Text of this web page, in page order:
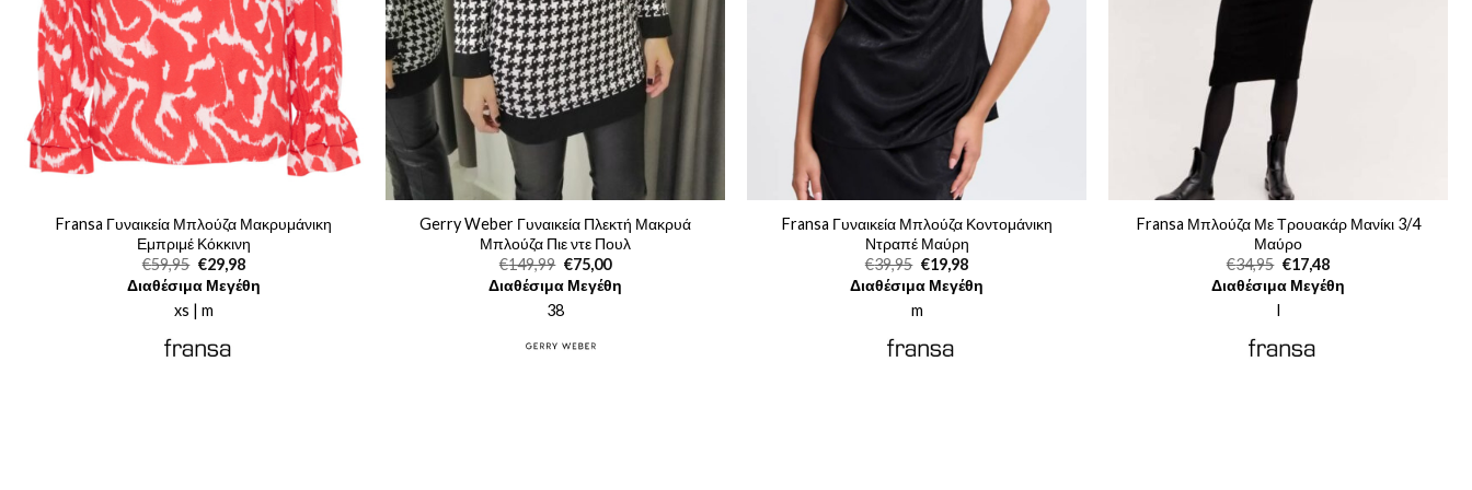
Fransa Γυναικεία Μπλούζα Μακρυμάνικη
Εμπριμέ Κόκκινη
€59,95 Original
price
was:
€59,95.
€29,98Η
τρέχουσα
τιμή
Διαθέσιμα Μεγέθη
xs | m
Gerry Weber Γυναικεία Πλεκτή Μακρυά
Μπλούζα Πιε ντε Πουλ
€149,99 Original
price
was:
€149,99.
€75,00Η
τρέχουσα
τιμή
Διαθέσιμα Μεγέθη
38
Fransa Γυναικεία Μπλούζα Κοντομάνικη
Ντραπέ Μαύρη
€39,95 Original
price
was:
€39,95.
€19,98Η
τρέχουσα
τιμή
Διαθέσιμα Μεγέθη
m
Fransa Μπλούζα Με Τρουακάρ Μανίκι 3/4
Μαύρο
€34,95 Original
price
was:
€17,48Η
τρέχουσα
τιμή
Διαθέσιμα Μεγέθη
l